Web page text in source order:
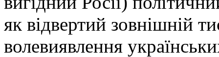
як відвертий зовнішній
волевиявлення